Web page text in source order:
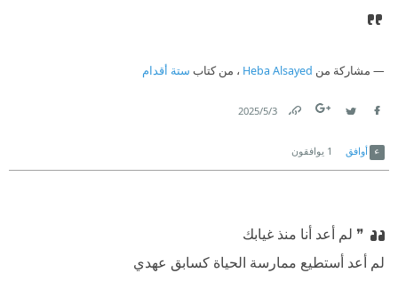
مشاركة من Heba Alsayed ، من كتاب ستة أقدام
3‏/5‏/2025
أوافق 1 يوافقون
❞ لم أعد أنا منذ غيابك
⁠‫لم أعد أستطيع ممارسة الحياة كسابق عهدي